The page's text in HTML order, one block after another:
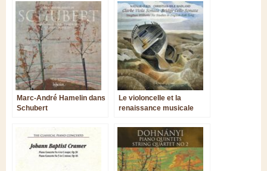
Marc-André Hamelin dans
Schubert
Le violoncelle et la
renaissance musicale